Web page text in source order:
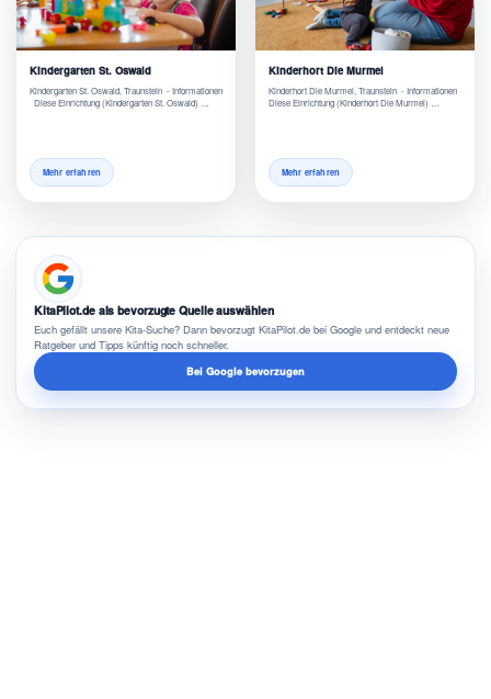
Kindergarten St. Oswald
Kindergarten St. Oswald, Traunstein - Informationen
Diese Einrichtung (Kindergarten St. Oswald) …
Mehr erfahren
Kinderhort Die Murmel
Kinderhort Die Murmel, Traunstein - Informationen
Diese Einrichtung (Kinderhort Die Murmel) …
Mehr erfahren
KitaPilot.de als bevorzugte Quelle auswählen
Euch gefällt unsere Kita-Suche? Dann bevorzugt KitaPilot.de bei Google und entdeckt neue
Ratgeber und Tipps künftig noch schneller.
Bei Google bevorzugen